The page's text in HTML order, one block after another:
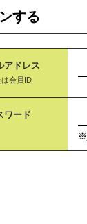
する
アドレス
は会員ID
ワード
※